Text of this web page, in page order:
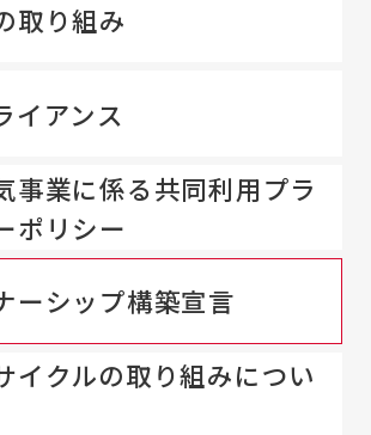
取り組み
イアンス
事業に係る共同利用プラ
ポリシー
ーシップ構築宣言
イクルの取り組みについ